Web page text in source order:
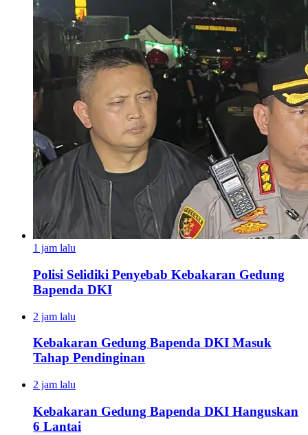
1 jam lalu
Polisi Selidiki Penyebab Kebakaran Gedung
Bapenda DKI
2 jam lalu
Kebakaran Gedung Bapenda DKI Masuk
Tahap Pendinginan
2 jam lalu
Kebakaran Gedung Bapenda DKI Hanguskan
6 Lantai